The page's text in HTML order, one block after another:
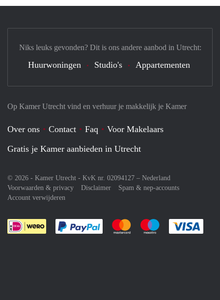
Op Kamer Utrecht vind en verhuur je makkelijk je Kamer
Over ons Contact Faq
Voor Makelaars
Gratis je Kamer aanbieden in Utrecht
© 2026 - Kamer Utrecht - KvK nr. 02094127 – Nederland
Voorwaarden & privacy
Disclaimer
Spam & nep-accounts
Account verwijderen
Je rekent gemakkelijk af met Paypal
Je rekent gemakkelijk af met
Je rekent
Niks leuks gevonden? Dit is ons andere aanbod in Utrecht:
Huurwoningen Studio's Appartementen